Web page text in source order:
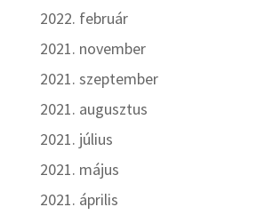
2022. február
2021. november
2021. szeptember
2021. augusztus
2021. július
2021. május
2021. április